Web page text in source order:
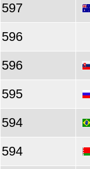
597
596
596
595
594
594